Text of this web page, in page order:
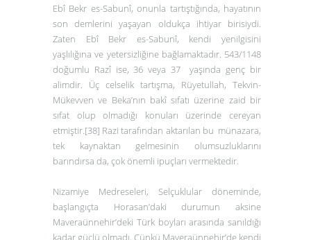
Ebî Bekr es-Sabunî, onunla tartıştığında, hayatının
son demlerini yaşayan oldukça ihtiyar birisiydi.
Zaten Ebî Bekr es-Sabunî, kendi yenilgisini
yaşlılığına ve yetersizliğine bağlamaktadır. 543/1148
doğumlu Razî ise, 36 veya 37 yaşında genç bir
alimdir. Üç celselik tartışma, Rüyetullah, Tekvin-
Mükevven ve Beka’nın bakî sıfatı üzerine zaid bir
sıfat olup olmadığı konuları üzerinde cereyan
etmiştir.[38] Razi tarafından aktarılan bu münazara,
tek kaynaktan gelmesinin olumsuzluklarını
barındırsa da, çok önemli ipuçları vermektedir.
Nizamiye Medreseleri, Selçuklular döneminde,
başlangıçta Horasan’daki durumun aksine
Maveraünnehir’deki Türk boyları arasında sanıldığı
kadar güçlü olmadı. Çünkü Maveraünnehir’de kendi